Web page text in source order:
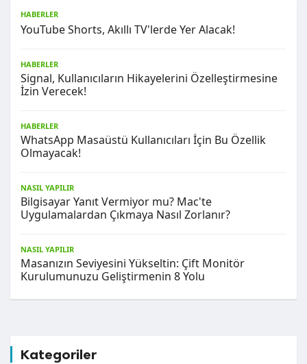
HABERLER
YouTube Shorts, Akıllı TV'lerde Yer Alacak!
HABERLER
Signal, Kullanıcıların Hikayelerini Özelleştirmesine
İzin Verecek!
HABERLER
WhatsApp Masaüstü Kullanıcıları İçin Bu Özellik
Olmayacak!
NASIL YAPILIR
Bilgisayar Yanıt Vermiyor mu? Mac'te
Uygulamalardan Çıkmaya Nasıl Zorlanır?
NASIL YAPILIR
Masanızın Seviyesini Yükseltin: Çift Monitör
Kurulumunuzu Geliştirmenin 8 Yolu
Kategoriler